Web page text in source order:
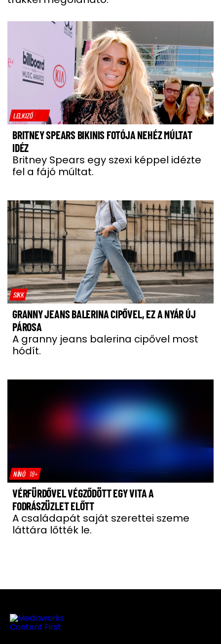
LELKIZŐ
BRITNEY SPEARS BIKINIS FOTÓJA NEHÉZ MÚLTAT
IDÉZ
Britney Spears egy szexi képpel idézte
fel a fájó múltat.
SIKK
GRANNY JEANS BALERINA CIPŐVEL, EZ A NYÁR ÚJ
PÁROSA
A granny jeans balerina cipővel most
hódít.
NÍNÓ 18+
VÉRFÜRDŐVEL VÉGZŐDÖTT EGY VITA A
FODRÁSZÜZLET ELŐTT
A családapát saját szerettei szeme
láttára lőtték le.